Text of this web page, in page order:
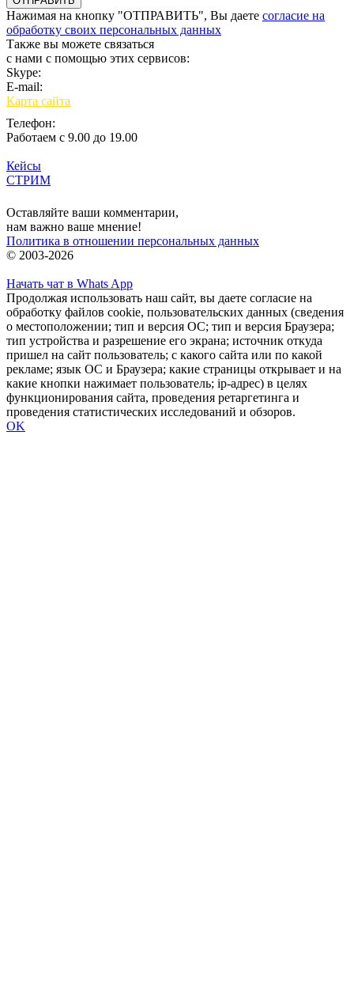
Нажимая на кнопку "ОТПРАВИТЬ", Вы даете согласие на
обработку своих персональных данных
Также вы можете связаться
с нами с помощью этих сервисов:
Skype:
E-mail:
Карта сайта
Телефон:
Работаем с 9.00 до 19.00
Кейсы
СТРИМ
Оставляйте ваши комментарии,
нам важно ваше мнение!
Политика в отношении персональных данных
© 2003-2026
Начать чат в Whats App
Продолжая использовать наш сайт, вы даете согласие на
обработку файлов cookie, пользовательских данных (сведения
о местоположении; тип и версия ОС; тип и версия Браузера;
тип устройства и разрешение его экрана; источник откуда
пришел на сайт пользователь; с какого сайта или по какой
рекламе; язык ОС и Браузера; какие страницы открывает и на
какие кнопки нажимает пользователь; ip-адрес) в целях
функционирования сайта, проведения ретаргетинга и
проведения статистических исследований и обзоров.
OK